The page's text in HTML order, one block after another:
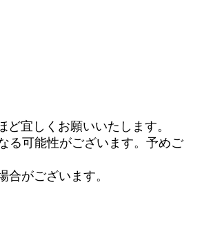
宜しくお願いいたします。
る可能性がございます。予めご
がございます。